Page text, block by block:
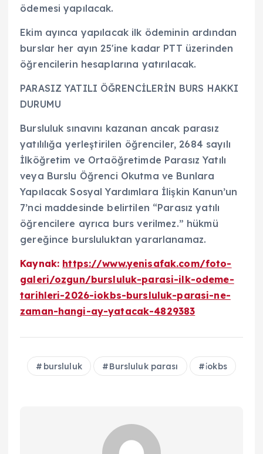
ödemesi yapılacak.
Ekim ayınca yapılacak ilk ödeminin ardından
burslar her ayın 25'ine kadar PTT üzerinden
öğrencilerin hesaplarına yatırılacak.
PARASIZ YATILI ÖĞRENCİLERİN BURS HAKKI
DURUMU
Bursluluk sınavını kazanan ancak parasız
yatılılığa yerleştirilen öğrenciler, 2684 sayılı
İlköğretim ve Ortaöğretimde Parasız Yatılı
veya Burslu Öğrenci Okutma ve Bunlara
Yapılacak Sosyal Yardımlara İlişkin Kanun’un
7’nci maddesinde belirtilen “Parasız yatılı
öğrencilere ayrıca burs verilmez.” hükmü
gereğince bursluluktan yararlanamaz.
Kaynak: https://www.yenisafak.com/foto-
galeri/ozgun/bursluluk-parasi-ilk-odeme-
tarihleri-2026-iokbs-bursluluk-parasi-ne-
zaman-hangi-ay-yatacak-4829383
bursluluk Bursluluk parası i̇okbs